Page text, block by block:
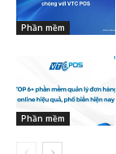
Phần mềm
Phần mềm